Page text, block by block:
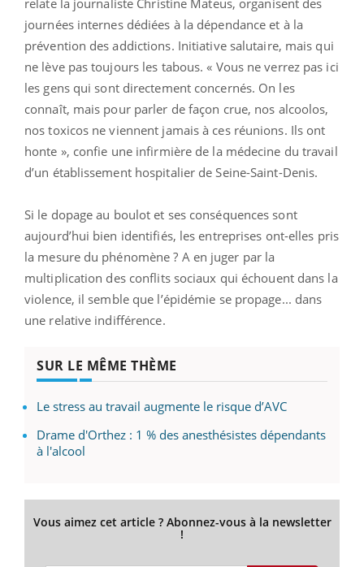
journées internes dédiées à la dépendance et à la
prévention des addictions. Initiative salutaire, mais qui
ne lève pas toujours les tabous. « Vous ne verrez pas ici
les gens qui sont directement concernés. On les
connaît, mais pour parler de façon crue, nos alcoolos,
nos toxicos ne viennent jamais à ces réunions. Ils ont
honte », confie une infirmière de la médecine du travail
d’un établissement hospitalier de Seine-Saint-Denis.
Si le dopage au boulot et ses conséquences sont
aujourd’hui bien identifiés, les entreprises ont-elles pris
la mesure du phénomène ? A en juger par la
multiplication des conflits sociaux qui échouent dans la
violence, il semble que l’épidémie se propage... dans
une relative indifférence.
SUR LE MÊME THÈME
Le stress au travail augmente le risque d’AVC
Drame d'Orthez : 1 % des anesthésistes dépendants
à l'alcool
Vous aimez cet article ? Abonnez-vous à la newsletter
!